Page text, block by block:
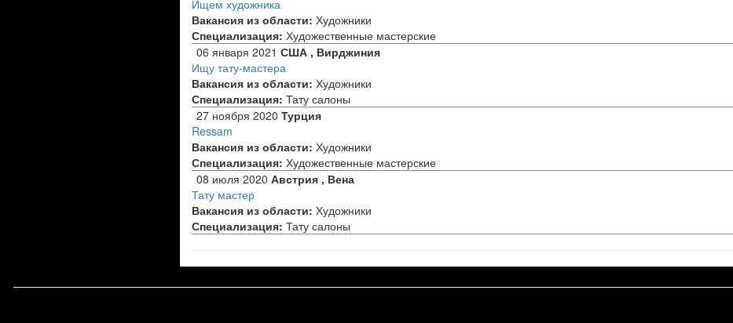
Ищем художника
Вакансия из области: Художники
Специализация: Художественные мастерские
06 января 2021 США , Вирджиния
Ищу тату-мастера
Вакансия из области: Художники
Специализация: Тату салоны
27 ноября 2020 Турция
Ressam
Вакансия из области: Художники
Специализация: Художественные мастерские
08 июля 2020 Австрия , Вена
Тату мастер
Вакансия из области: Художники
Специализация: Тату салоны